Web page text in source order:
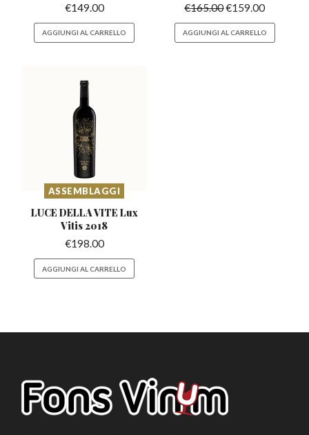
€149.00
AGGIUNGI AL CARRELLO
€165.00€159.00
AGGIUNGI AL CARRELLO
ASSEMBLAGGI
LUCE DELLA VITE Lux
Vitis 2018
€198.00
AGGIUNGI AL CARRELLO